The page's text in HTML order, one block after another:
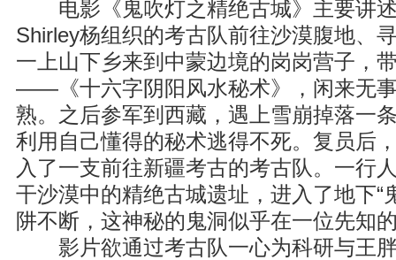
电影《鬼吹灯之精绝古城》主要讲述
Shirley杨组织的考古队前往沙漠腹地、
一上山下乡来到中蒙边境的岗岗营子，
——《十六字阴阳风水秘术》，闲来无
熟。之后参军到西藏，遇上雪崩掉落一
利用自己懂得的秘术逃得不死。复员后
入了一支前往新疆考古的考古队。一行
干沙漠中的精绝古城遗址，进入了地下“
阱不断，这神秘的鬼洞似乎在一位先知
影片欲通过考古队一心为科研与王胖